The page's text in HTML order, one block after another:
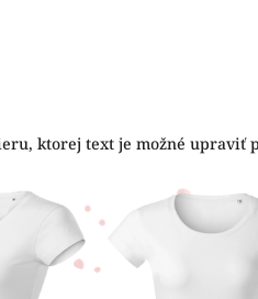
ktorej text je možné upraviť